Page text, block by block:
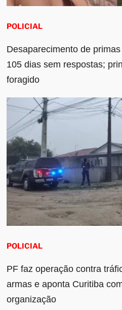
POLICIAL
Desaparecimento de
105 dias sem respostas;
foragido
POLICIAL
PF faz operação contra
armas e aponta Curitiba
organização